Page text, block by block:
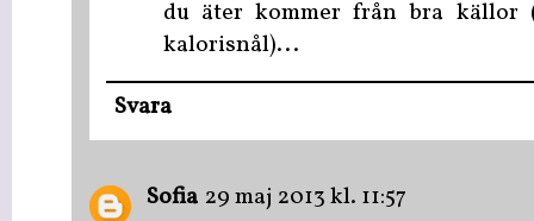
du äter kommer från bra källor
kalorisnål)...
Svara
Sofia 29 maj 2013 kl. 11:57